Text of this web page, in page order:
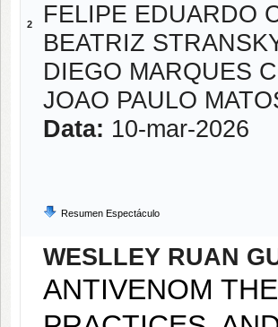
2
FELIPE EDUARDO
BEATRIZ
DIEGO MARQUES
JOAO PAULO
Data: 10-mar-2026
Resumen Espectáculo
WESLLEY RUAN
ANTIVENOM